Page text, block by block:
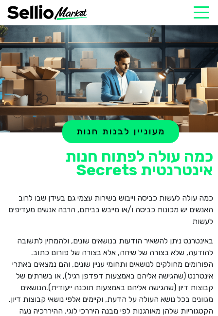
כמה עולה לפתוח חנות
אינטרנטית Secrets
מעוניין לבנות חנות
כמה עולה לעשות כביסה וייבוש בשירות עצמי גם בעידן שבו לרוב
האנשים יש מכונות כביסה ו/או מייבש בביתם, הרבה אנשים מעדיפים
לעשות
באינטרנט ניתן להשאיר הודעות בנושאים שונים, ולהמתין לתשובה
להודעה, שלא בצורה של שיחה, אלא בצורה של פורום כתוב.
הפורומים מחולקים לנושאים ותחומי עניין שונים, והם נמצאים באתרי
אינטרנט (שהגישה אליהם באמצעות דפדפן רגיל), או בשרתים של
קבוצות דיון (שהגישה אליהם באמצעות תוכנה ייעודית).הנושאים
מגוונים בכל נושא העולה על הדעת, וקיימים אלפי נושאי קבוצות דיון.
הקטגוריות שלהן מאורגנות לפי מבנה היררכי לוגי. ההיררכיה נעה